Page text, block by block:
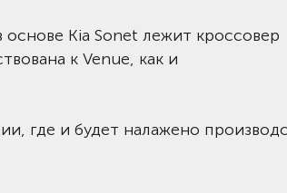
Kia Sonet лежит кроссовер
к Venue, как и
где и будет налажено